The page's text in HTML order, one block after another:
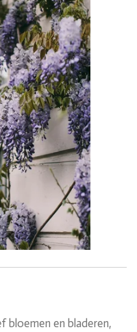
bloemen en bladeren,